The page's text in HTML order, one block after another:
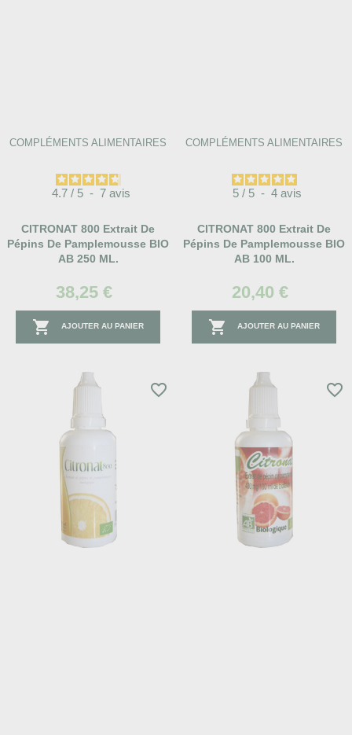
COMPLÉMENTS ALIMENTAIRES
4.7 / 5 - 7 avis
CITRONAT 800 Extrait De
Pépins De Pamplemousse BIO
AB 250 ML.
38,25 €
 AJOUTER AU PANIER
COMPLÉMENTS ALIMENTAIRES
5 / 5 - 4 avis
CITRONAT 800 Extrait De
Pépins De Pamplemousse BIO
AB 100 ML.
20,40 €
 AJOUTER AU PANIER
favorite_border favorite_border